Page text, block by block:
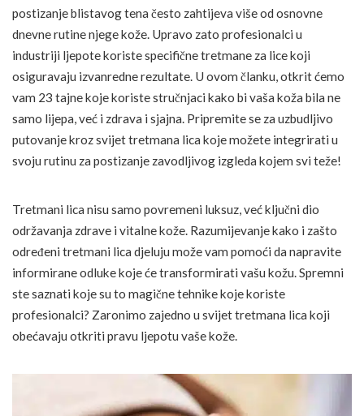
postizanje blistavog tena često zahtijeva više od osnovne
dnevne rutine njege kože. Upravo zato profesionalci u
industriji ljepote koriste specifične tretmane za lice koji
osiguravaju izvanredne rezultate. U ovom članku, otkrit ćemo
vam 23 tajne koje koriste stručnjaci kako bi vaša koža bila ne
samo lijepa, već i zdrava i sjajna. Pripremite se za uzbudljivo
putovanje kroz svijet tretmana lica koje možete integrirati u
svoju rutinu za postizanje zavodljivog izgleda kojem svi teže!
Tretmani lica nisu samo povremeni luksuz, već ključni dio
održavanja zdrave i vitalne kože. Razumijevanje kako i zašto
određeni tretmani lica djeluju može vam pomoći da napravite
informirane odluke koje će transformirati vašu kožu. Spremni
ste saznati koje su to magične tehnike koje koriste
profesionalci? Zaronimo zajedno u svijet tretmana lica koji
obećavaju otkriti pravu ljepotu vaše kože.